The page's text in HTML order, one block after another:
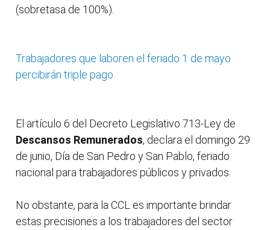
(sobretasa de 100%).
Trabajadores que laboren el feriado 1 de mayo
percibirán triple pago
El artículo 6 del Decreto Legislativo 713-Ley de
Descansos Remunerados, declara el domingo 29
de junio, Día de San Pedro y San Pablo, feriado
nacional para trabajadores públicos y privados.
No obstante, para la CCL es importante brindar
estas precisiones a los trabajadores del sector